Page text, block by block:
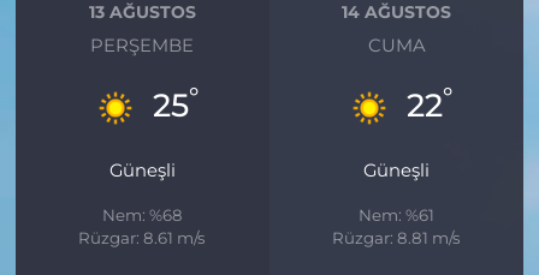
13 AĞUSTOS
PERŞEMBE
25°
Güneşli
Nem: %68
Rüzgar: 8.61 m/s
14 AĞUSTOS
CUMA
22°
Güneşli
Nem: %61
Rüzgar: 8.81 m/s